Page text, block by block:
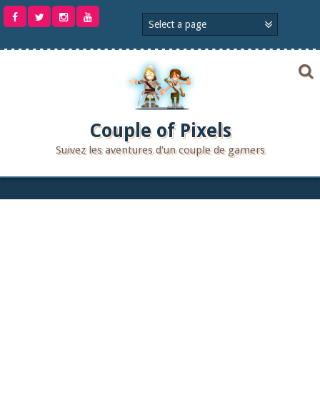
Aller
Couple of Pixels
Suivez les aventures d'un couple de gamers